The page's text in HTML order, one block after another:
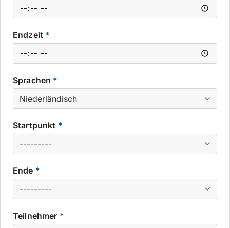
Endzeit *
Sprachen *
Startpunkt *
Ende *
Teilnehmer *